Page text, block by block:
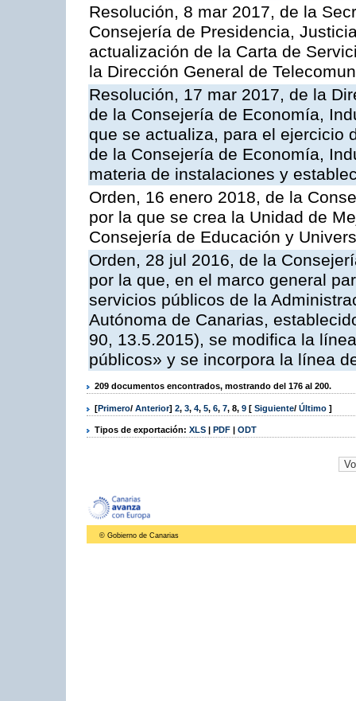
Resolución, 8 mar 2017, de la
Consejería de Presidencia,
actualización de la Carta de
la Dirección General de
Resolución, 17 mar 2017, de la
de la Consejería de Economía,
que se actualiza, para el ejercicio
de la Consejería de Economía,
materia de instalaciones y
Orden, 16 enero 2018, de la
por la que se crea la Unidad de
Consejería de Educación y
Orden, 28 jul 2016, de la
por la que, en el marco general
servicios públicos de la
Autónoma de Canarias,
90, 13.5.2015), se modifica la
públicos» y se incorpora la línea
209 documentos encontrados, mostrando del 176 al 200.
[Primero/ Anterior] 2, 3, 4, 5, 6, 7, 8, 9 [ Siguiente/ Último ]
Tipos de exportación: XLS | PDF | ODT
© Gobierno de Canarias